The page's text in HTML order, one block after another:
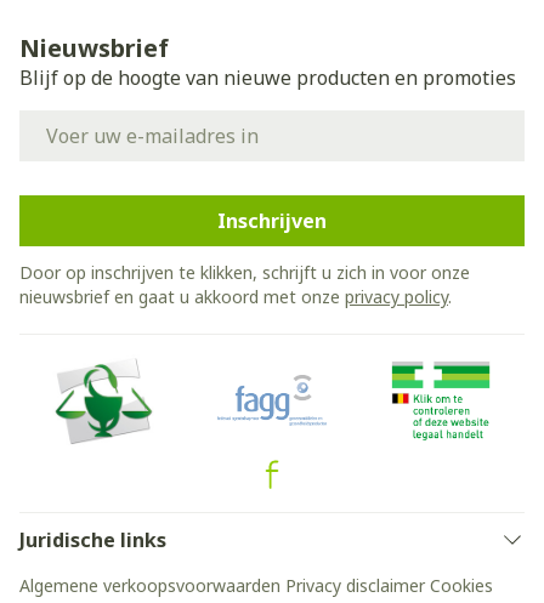
Nieuwsbrief
Blijf op de hoogte van nieuwe producten en promoties
Inschrijven
Door op inschrijven te klikken, schrijft u zich in voor onze
nieuwsbrief en gaat u akkoord met onze privacy policy.
Juridische links
Algemene verkoopsvoorwaarden Privacy disclaimer Cookies